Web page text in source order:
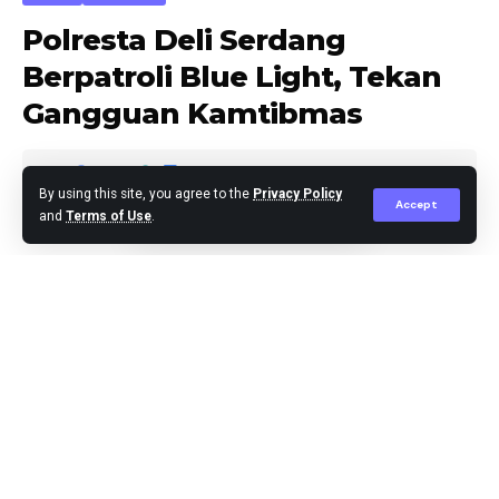
By using this site, you agree to the Privacy Policy
and Terms of Use.
Accept
Polresta Deli Serdang
Berpatroli Blue Light, Tekan
Gangguan Kamtibmas
Agus Leo